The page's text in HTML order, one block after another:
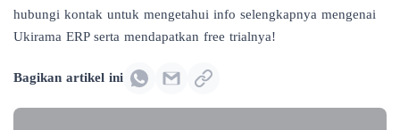
hubungi kontak untuk mengetahui info selengkapnya mengenai
Ukirama ERP serta mendapatkan free trialnya!
Bagikan artikel ini